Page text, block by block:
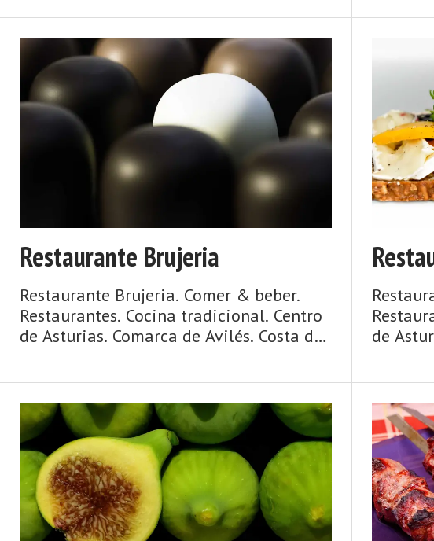
metros del Centro Cultural Oscar
Niemeyer, es uno de los máximos
representantes de la cocina marroquí y
del norte de África en Asturias.
Especialidades: Cuscús, cordero, b&# ...
y una
Restaurante Brujeria
Restaurante Brujeria. Comer & beber.
Restaurantes. Cocina tradicional. Centro
de Asturias. Comarca de Avilés. Costa de
ciudad de Avilés y su entorno. Un concejo
y una urbe comercial, cosmopolita,
dinámica, metropolitana, de origen
medieval y de gran tradición marinera,
hablamos de Avilés. La villa y capital del
municipio posee un casco h ...
de
ciudad
y una